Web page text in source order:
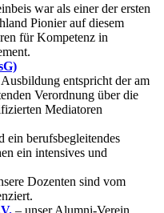
war als einer der ersten
Pionier auf diesem
für Kompetenz in
entspricht der am
Verordnung über die
Mediatoren
ein berufsbegleitendes
ein intensives und
Dozenten sind vom
– unser Alumni-Verein